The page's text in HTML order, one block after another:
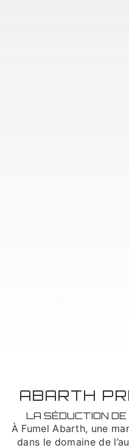
ABARTH
LA SÉDUCTION
À Fumel Abarth, une
dans le domaine de